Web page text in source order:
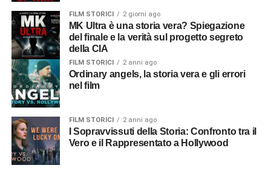
FILM STORICI 2 giorni ago
MK Ultra è una storia vera? Spiegazione
del finale e la verità sul progetto segreto
della CIA
FILM STORICI 2 anni ago
Ordinary angels, la storia vera e gli errori
nel film
FILM STORICI 2 anni ago
Vero e il Rappresentato a Hollywood